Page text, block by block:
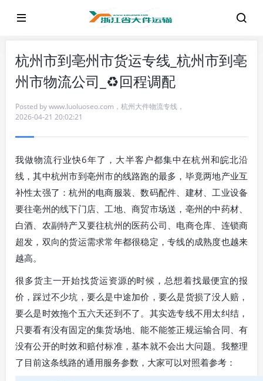
杭州市到亳州市货运专线_杭州市到亳
州市物流公司_♻️回程调配
Posted bywww.luoluoseo.com ， 杭州大件物流专线 ，
2026-04-21 20:02:21
我做物流行业快6年了，大半客户都集中在杭州和皖北沿
线，其中杭州市到亳州市的线路跑的最多，毕竟两地产业互
补性太强了：杭州的电商服装、数码配件、建材、工业设备
要往亳州的线下门店、工地、商贸市场送，亳州的中药材、
白酒、农副特产又要往杭州的医药公司、电商仓库、连锁商
超发，双向的货运需求常年都很稳定，专线的成熟度也越来
越高。
很多货主一开始找货运资源的时候，总想着找最便宜的报
价，踩过不少坑，要么是中途加价，要么是货损了没人赔，
要么是时效拖个五六天还到不了。其实选专线不用太纠结，
只要看有没有固定的集货场地、能不能签正规运输合同、有
没有公开的时效和赔付标准，基本就不会出大问题。我整理
了目前这条线路的通用服务参数，大家可以对照着参考：